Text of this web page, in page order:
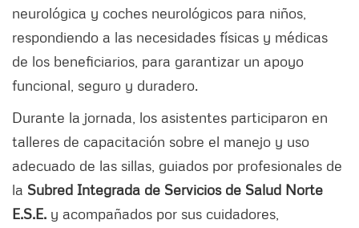
neurológica y coches neurológicos para niños,
respondiendo a las necesidades físicas y médicas
de los beneficiarios, para garantizar un apoyo
funcional, seguro y duradero.
Durante la jornada, los asistentes participaron en
talleres de capacitación sobre el manejo y uso
adecuado de las sillas, guiados por profesionales de
la Subred Integrada de Servicios de Salud Norte
E.S.E. y acompañados por sus cuidadores,